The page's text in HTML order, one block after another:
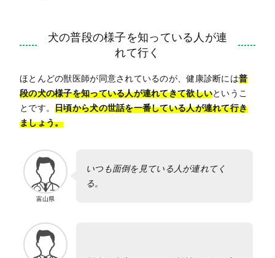
犬の普段の様子を知っている人が連
れて行く
ほとんどの獣医師が同意されているのが、健康診断には普
段の犬の様子を知っている人が連れてきて欲しいというこ
とです。日頃から犬の世話を一番している人が連れて行き
ましょう。
富山県
いつも面倒を見ている人が連れてく
る。